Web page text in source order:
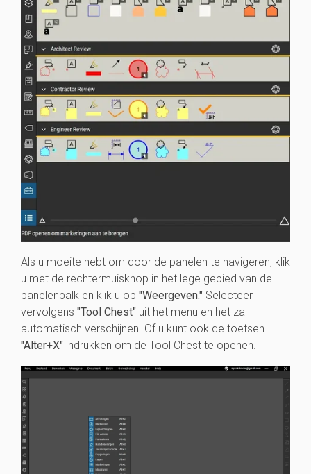
Als u moeite hebt om door de panelen te navigeren, klik
u met de rechtermuisknop in het lege gebied van de
panelenbalk en klik u op "Weergeven." Selecteer
vervolgens "Tool Chest" uit het menu en het zal
automatisch verschijnen. Of u kunt ook de toetsen
"Alter+X" indrukken om de Tool Chest te openen.